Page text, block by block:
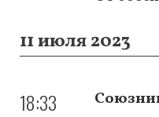
11 июля 2023
18:33